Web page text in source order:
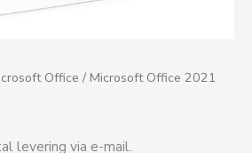
Office / Microsoft Office 2021
levering via e-mail.